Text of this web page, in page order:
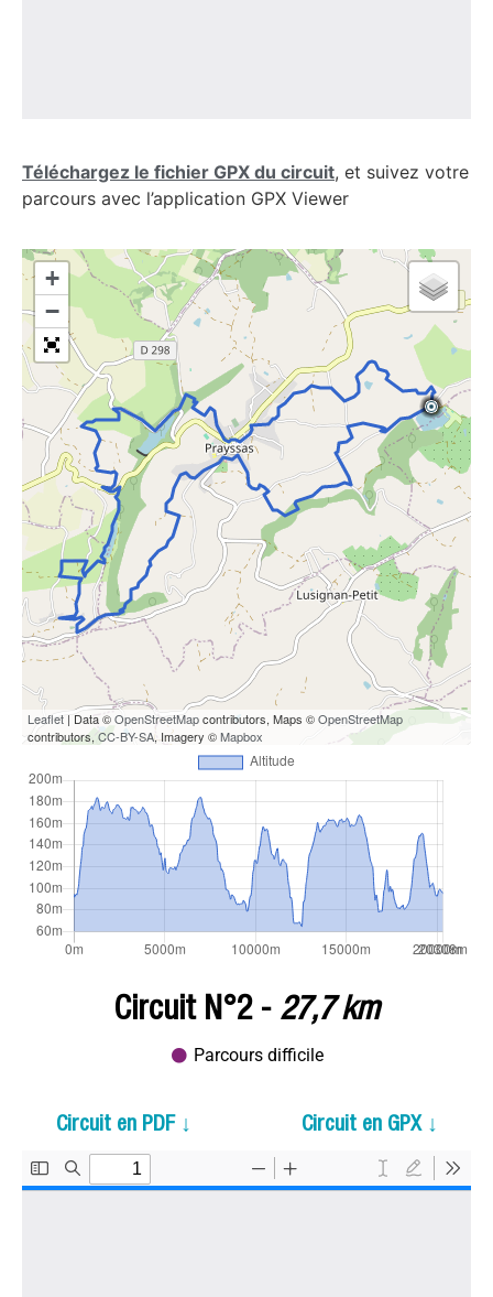
Téléchargez le fichier GPX du circuit, et suivez votre
parcours avec l’application GPX Viewer
+
−
Leaflet | Data ©OpenStreetMapcontributors, Maps ©OpenStreetMap
contributors, CC-BY-SA, Imagery ©Mapbox
Circuit N°2 - 27,7 km
Parcours difficile
Circuit en PDF ↓ Circuit en GPX ↓